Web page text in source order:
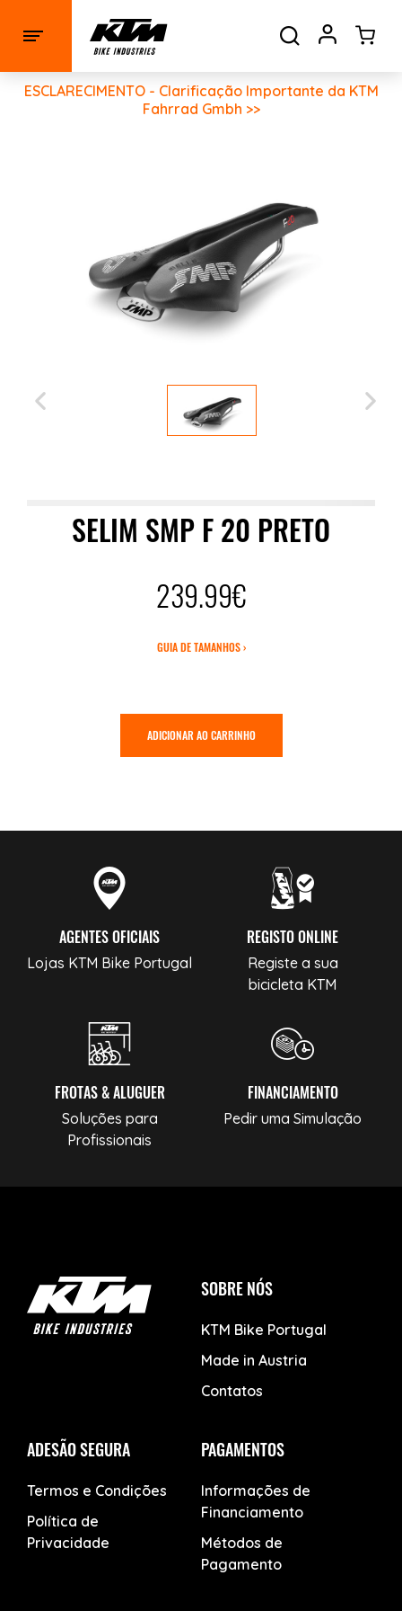
ESCLARECIMENTO - Clarificação Importante da KTM
Fahrrad Gmbh >>
SELIM SMP F 20 PRETO
239.99€
GUIA DE TAMANHOS ›
ADICIONAR AO CARRINHO
AGENTES OFICIAIS
Lojas KTM Bike Portugal
REGISTO ONLINE
Registe a sua
bicicleta KTM
FROTAS & ALUGUER
Soluções para
Profissionais
FINANCIAMENTO
Pedir uma Simulação
SOBRE NÓS
KTM Bike Portugal
Made in Austria
Contatos
ADESÃO SEGURA
Termos e Condições
Política de
Privacidade
PAGAMENTOS
Informações de
Financiamento
Métodos de
Pagamento